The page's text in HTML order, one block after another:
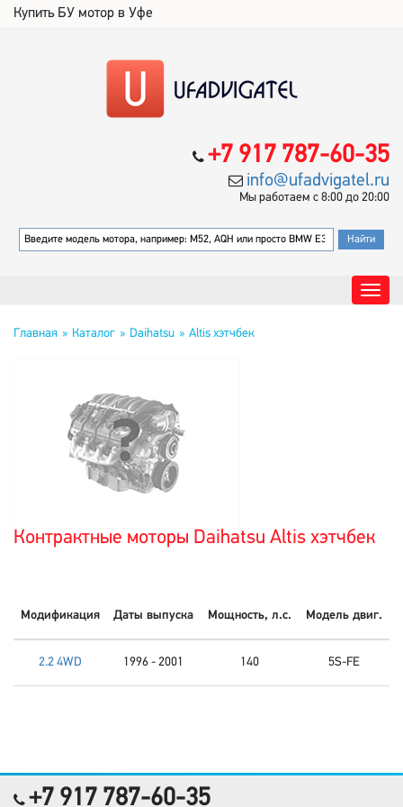
Купить БУ мотор в Уфе
+7 917 787-60-35
info@ufadvigatel.ru
Мы работаем с 8:00 до 20:00
Главная Каталог Daihatsu Altis хэтчбек
Контрактные моторы Daihatsu Altis хэтчбек
Модификация Даты выпуска Мощность, л.с. Модель двиг.
2.2 4WD 1996 - 2001 140 5S-FE
+7 917 787-60-35